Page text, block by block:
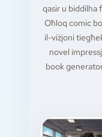
qasir u biddilha
Oħloq comic
il-viżjoni
novel
book